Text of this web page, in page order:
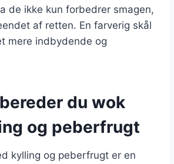
de ikke kun forbedrer smagen,
af retten. En farverig skål
mere indbydende og
du wok
og peberfrugt
kylling og peberfrugt er en